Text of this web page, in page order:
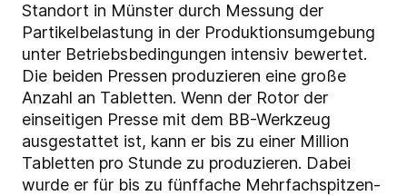
Standort in Münster durch Messung der
Partikelbelastung in der Produktionsumgebung
unter Betriebsbedingungen intensiv bewertet.
Die beiden Pressen produzieren eine große
Anzahl an Tabletten. Wenn der Rotor der
einseitigen Presse mit dem BB-Werkzeug
ausgestattet ist, kann er bis zu einer Million
Tabletten pro Stunde zu produzieren. Dabei
wurde er für bis zu fünffache Mehrfachspitzen-